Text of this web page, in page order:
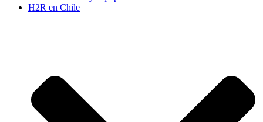
H2R en Chile